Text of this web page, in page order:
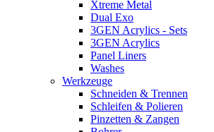
Xtreme Metal
Dual Exo
3GEN Acrylics - Sets
3GEN Acrylics
Panel Liners
Washes
Werkzeuge
Schneiden & Trennen
Schleifen & Polieren
Pinzetten & Zangen